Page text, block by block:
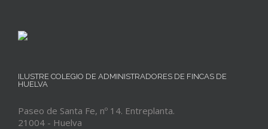
ILUSTRE COLEGIO DE ADMINISTRADORES DE FINCAS DE
HUELVA
Paseo de Santa Fe, nº 14. Entreplanta.
21004 - Huelva